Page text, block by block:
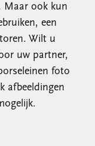
Maar ook kun
een
Wilt u
uw partner,
foto
afbeeldingen